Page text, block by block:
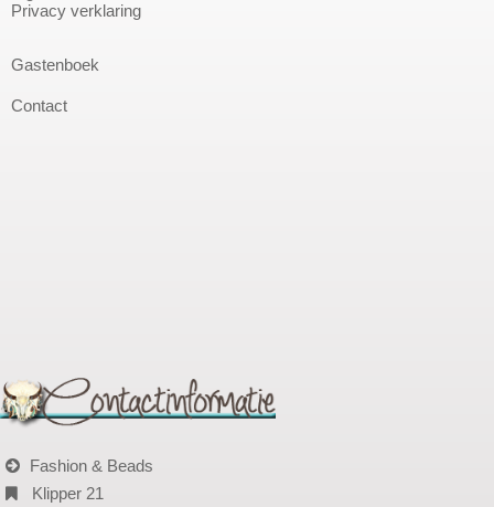
Privacy verklaring
Gastenboek
Contact
Fashion & Beads
Klipper 21